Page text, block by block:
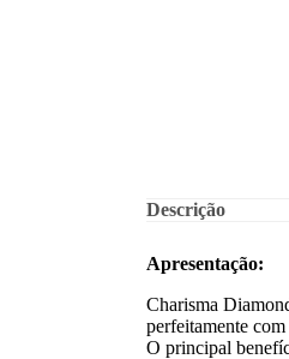
Descrição
Apresentação:
Charisma
perfeitamente
O principal